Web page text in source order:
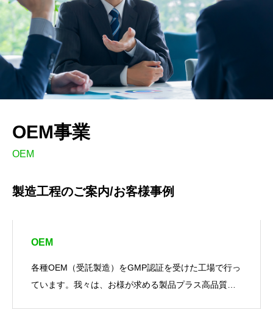
OEM事業
OEM
製造工程のご案内/お客様事例
OEM
各種OEM（受託製造）をGMP認証を受けた工場で行っ
ています。我々は、お様が求める製品プラス高品質、